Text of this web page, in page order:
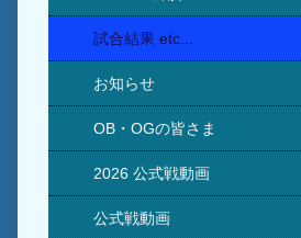
試合結果 etc...
お知らせ
OB・OGの皆さま
2026 公式戦動画
公式戦動画